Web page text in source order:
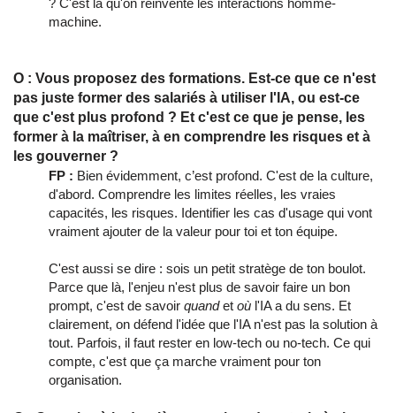
? C'est là qu'on réinvente les interactions homme-
machine.
O : Vous proposez des formations. Est-ce que ce n'est
pas juste former des salariés à utiliser l'IA, ou est-ce
que c'est plus profond ? Et c'est ce que je pense, les
former à la maîtriser, à en comprendre les risques et à
les gouverner ?
FP : Bien évidemment, c’est profond. C'est de la culture,
d'abord. Comprendre les limites réelles, les vraies
capacités, les risques. Identifier les cas d'usage qui vont
vraiment ajouter de la valeur pour toi et ton équipe.
C'est aussi se dire : sois un petit stratège de ton boulot.
Parce que là, l'enjeu n'est plus de savoir faire un bon
prompt, c'est de savoir quandet où l'IA a du sens. Et
clairement, on défend l'idée que l'IA n'est pas la solution à
tout. Parfois, il faut rester en low-tech ou no-tech. Ce qui
compte, c'est que ça marche vraiment pour ton
organisation.